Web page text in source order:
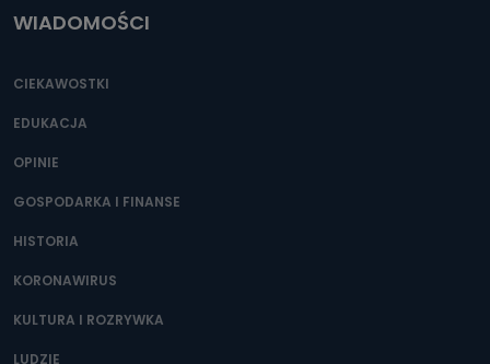
WIADOMOŚCI
CIEKAWOSTKI
EDUKACJA
OPINIE
GOSPODARKA I FINANSE
HISTORIA
KORONAWIRUS
KULTURA I ROZRYWKA
LUDZIE